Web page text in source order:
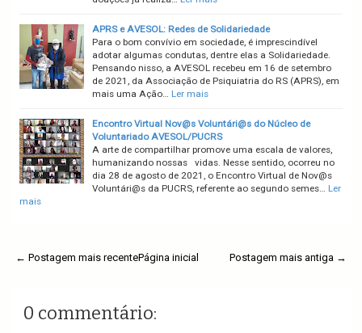
APRS e AVESOL: Redes de Solidariedade
Para o bom convívio em sociedade, é imprescindível
adotar algumas condutas, dentre elas a Solidariedade.
Pensando nisso, a AVESOL recebeu em 16 de setembro
de 2021, da Associação de Psiquiatria do RS (APRS), em
mais uma Ação… Ler mais
Encontro Virtual Nov@s Voluntári@s do Núcleo de
Voluntariado AVESOL/PUCRS
A arte de compartilhar promove uma escala de valores,
humanizando nossas vidas. Nesse sentido, ocorreu no
dia 28 de agosto de 2021, o Encontro Virtual de Nov@s
Voluntári@s da PUCRS, referente ao segundo semes… Ler
mais
← Postagem mais recente Postagem mais antiga →
Página inicial
0 commentário: